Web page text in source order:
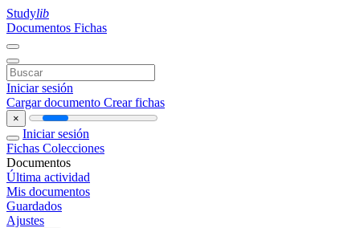
Studylib
Documentos Fichas
Iniciar sesión
Cargar documento Crear fichas
×
Iniciar sesión
Fichas Colecciones
Documentos
Última actividad
Mis documentos
Guardados
Ajustes